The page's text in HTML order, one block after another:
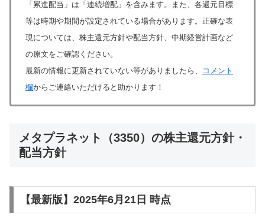
「累進配当」は「連続増配」を含みます。また、各還元目標
等は時期や期間が設定されている場合があります。正確な表
現については、株主還元方針や配当方針、中期経営計画など
の原文をご確認ください。
最新の情報に更新されていない等がありましたら、
コメント
欄からご連絡いただけると助かります！
メタプラネット（3350）の株主還元方針・
配当方針
【最新版】2025年6月21日 時点